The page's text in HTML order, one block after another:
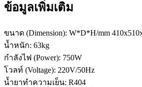
ข้อมูลเพิ่มเติม
ขนาด (Dimension): W*D*H/mm
น้ำหนัก: 63kg
กำลังไฟ (Power): 750W
โวลท์ (Voltage): 220V/50Hz
น้ำยาทำความเย็น: R404